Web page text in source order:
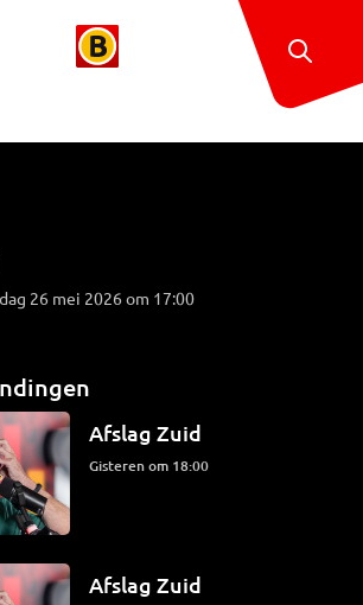
26 mei 2026 om 17:00
Afslag Zuid
Gisteren om 18:00
Afslag Zuid